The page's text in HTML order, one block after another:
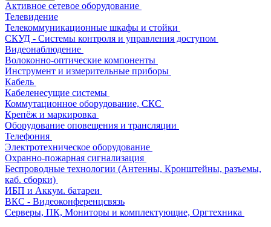
Активное сетевое оборудование
Телевидение
Телекоммуникационные шкафы и стойки
СКУД - Системы контроля и управления доступом
Видеонаблюдение
Волоконно-оптические компоненты
Инструмент и измерительные приборы
Кабель
Кабеленесущие системы
Коммутационное оборудование, СКС
Крепёж и маркировка
Оборудование оповещения и трансляции
Телефония
Электротехническое оборудование
Охранно-пожарная сигнализация
Беспроводные технологии (Антенны, Кронштейны, разъемы,
каб. сборки)
ИБП и Аккум. батареи
ВКС - Видеоконференцсвязь
Серверы, ПК, Мониторы и комплектующие, Оргтехника